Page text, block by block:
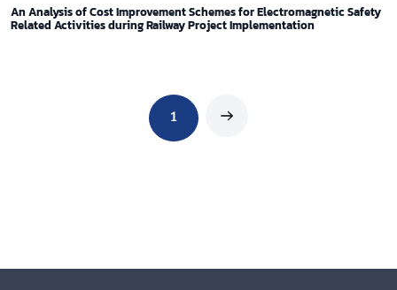
An Analysis of Cost Improvement Schemes for Electromagnetic Safety
Related Activities during Railway Project Implementation
1